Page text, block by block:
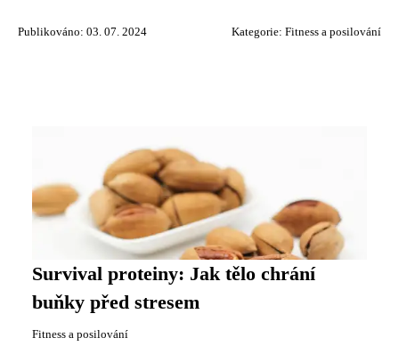
Publikováno: 03. 07. 2024 Kategorie: Fitness a posilování
Survival proteiny: Jak tělo chrání
buňky před stresem
Fitness a posilování